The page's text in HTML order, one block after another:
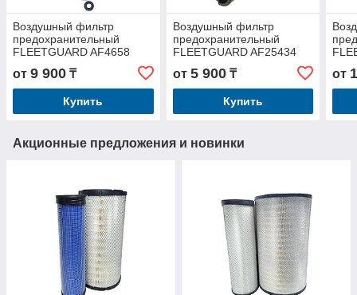
Воздушный фильтр
предохранительный
FLEETGUARD AF4658
от 9 900 ₸
Купить
Воздушный фильтр
предохранительный
FLEETGUARD AF25434
от 5 900₸
Купить
от
Акционные предложения и новинки